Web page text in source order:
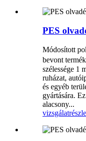
PES
Módosított
bevont
szélessége 1
ruházat,
és egyéb
gyártására.
alacsony...
vizsgálat